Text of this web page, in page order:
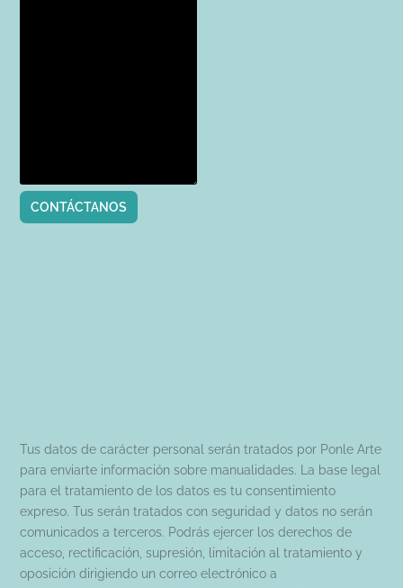
CONTÁCTANOS
Tus datos de carácter personal serán tratados por Ponle Arte
para enviarte información sobre manualidades. La base legal
para el tratamiento de los datos es tu consentimiento
expreso. Tus serán tratados con seguridad y datos no serán
comunicados a terceros. Podrás ejercer los derechos de
acceso, rectificación, supresión, limitación al tratamiento y
oposición dirigiendo un correo electrónico a